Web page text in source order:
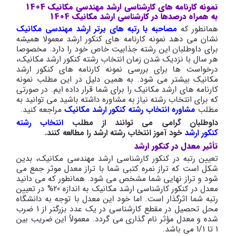
نمونه کارنامه های کارشناسی ارشد مهندسی مکانیک 1404
به همراه درصدها در کارشناسی ارشد مکانیک 1404
همانطور که مصاحبه با رتبه های برتر ارشد مهندسی مکانیک
نشان می دهد نمونه کارنامه های کنکور ارشد معمولا همیشه
برای داوطلبان این رشته جذابیت خاص خود را دارد. مخصوصا
هر سال با نزدیک شدن زمان انتخاب رشته کنکور ارشد مکانیک،
درخواست ها برای بررسی نمونه کارنامه های کنکور ارشد
مکانیک بیشتر می شود. به همین دلیل در این مطلب نمونه
کارنامه های ارشد مکانیک را برای شما قرار داده ایم. در صورتی
که برای انتخاب رشته نیاز به مشاوره داشته باشید می توانید به
مطلب مشاوره انتخاب رشته کنکور ارشد مکانیک مراجعه کنید.
داوطلبان گرامی می توانند از مطلب انتخاب رشته
کنکور ارشد خود آموز انتخاب رشته ارشد را مطالعه کنند.
تأثیر معدل در کنکور ارشد
تعیین رتبه در کنکور کارشناسی ارشد مهندسی مکانیک، بدین
شکل است که تراز نمره کتبی شما با تراز معدل موثر جمع می
شود و تراز نهایی شما مشخص می شود. همانطور که می­ دانید
معدل در کنکور کارشناسی ارشد مکانیک به اندازه 20% در تعیین
رتبه شما اثرگذار است. اما خود این معدل با توجه به دانشگاه
محل تحصیل در مقطع کارشناسی در یک عدد بزرگتر از 1 ضرب
شده و معدل مؤثر نام گذاری می گردد. معمولاً این ضریب بین
1 تا 1/1 می ­باشد.